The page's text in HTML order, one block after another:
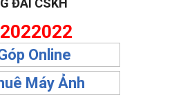
ĐÀI CSKH
Online
Máy Ảnh